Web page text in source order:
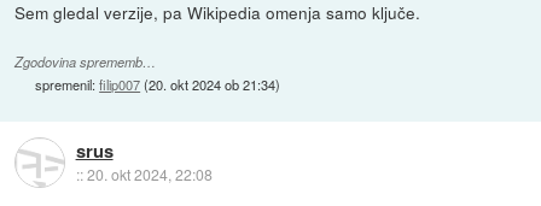
Sem gledal verzije, pa Wikipedia omenja samo ključe.
Zgodovina sprememb…
spremenil:filip007(20. okt 2024 ob 21:34)
srus
::20. okt 2024, 22:08